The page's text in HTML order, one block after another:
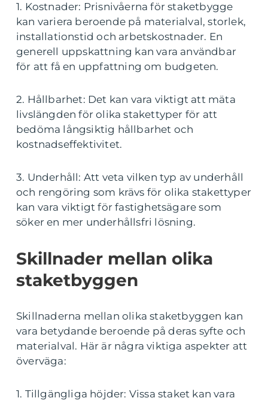
1. Kostnader: Prisnivåerna för staketbygge
kan variera beroende på materialval, storlek,
installationstid och arbetskostnader. En
generell uppskattning kan vara användbar
för att få en uppfattning om budgeten.
2. Hållbarhet: Det kan vara viktigt att mäta
livslängden för olika stakettyper för att
bedöma långsiktig hållbarhet och
kostnadseffektivitet.
3. Underhåll: Att veta vilken typ av underhåll
och rengöring som krävs för olika stakettyper
kan vara viktigt för fastighetsägare som
söker en mer underhållsfri lösning.
Skillnader mellan olika
staketbyggen
Skillnaderna mellan olika staketbyggen kan
vara betydande beroende på deras syfte och
materialval. Här är några viktiga aspekter att
överväga:
1. Tillgängliga höjder: Vissa staket kan vara